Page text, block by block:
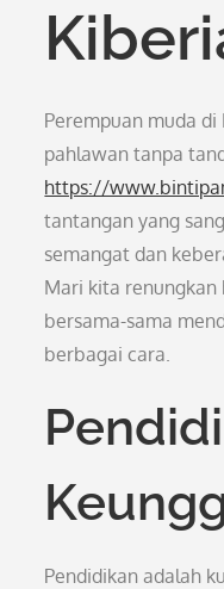
Perempuan muda
pahlawan tanpa
https://
tantangan yang
semangat dan
Mari kita
bersama-sama
berbagai cara.
Pendidikan adalah